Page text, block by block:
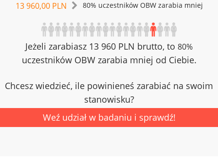
13 960,00 PLN 80% uczestników OBW zarabia mniej
Jeżeli zarabiasz 13 960 PLN brutto, to 80%
uczestników OBW zarabia mniej od Ciebie.
Chcesz wiedzieć, ile powinieneś zarabiać na swoim
stanowisku?
Weź udział w badaniu i sprawdź!